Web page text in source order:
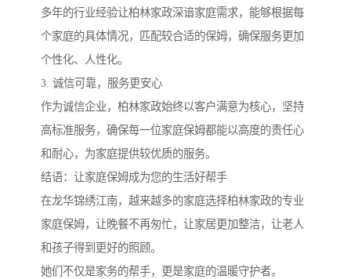
多年的行业经验让柏林家政深谙家庭需求，能够根据每
个家庭的具体情况，匹配较合适的保姆，确保服务更加
个性化、人性化。
3. 诚信可靠，服务更安心
作为诚信企业，柏林家政始终以客户满意为核心，坚持
高标准服务，确保每一位家庭保姆都能以高度的责任心
和耐心，为家庭提供较优质的服务。
结语：让家庭保姆成为您的生活好帮手
在龙华锦绣江南，越来越多的家庭选择柏林家政的专业
家庭保姆，让晚餐不再匆忙，让家居更加整洁，让老人
和孩子得到更好的照顾。
她们不仅是家务的帮手，更是家庭的温暖守护者。